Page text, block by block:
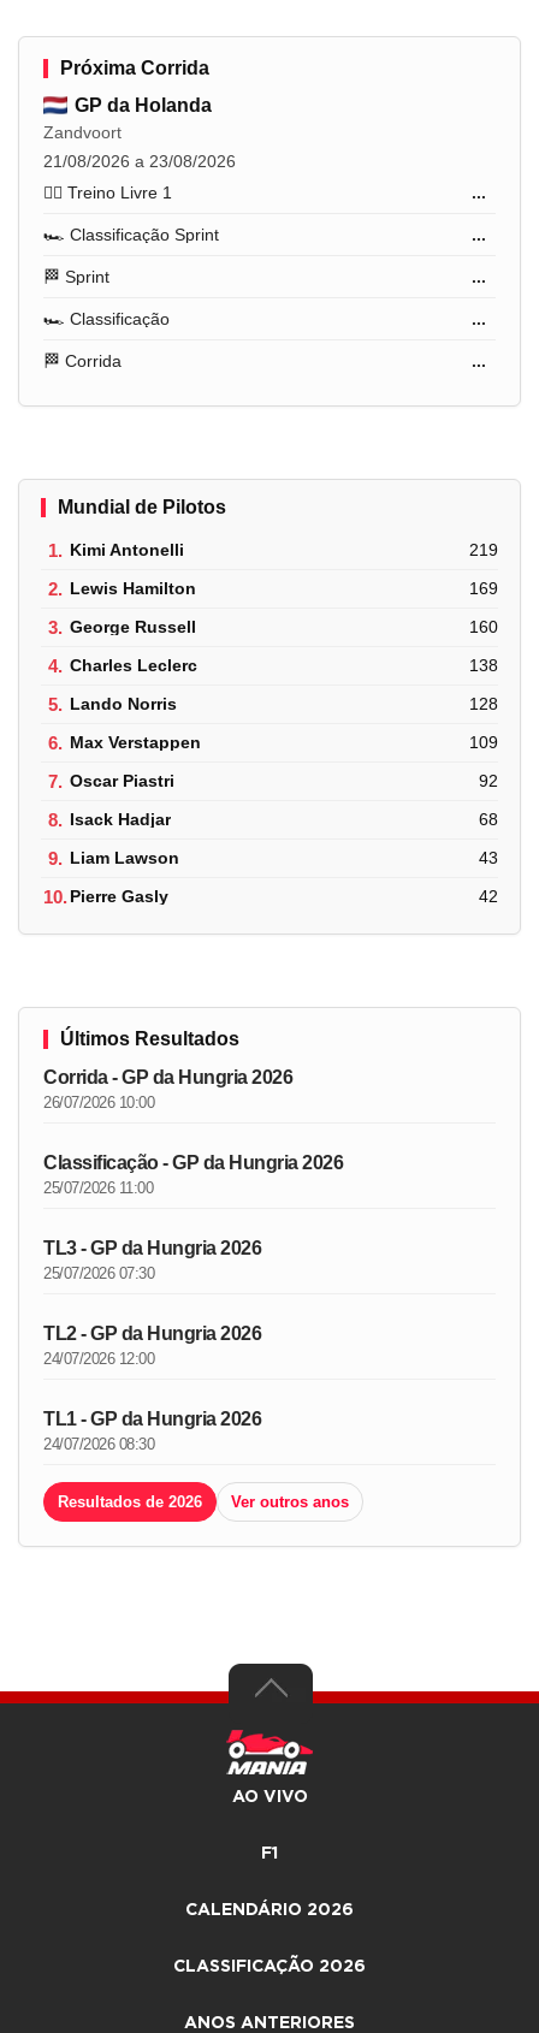
Próxima Corrida
GP da Holanda
Zandvoort
21/08/2026 a 23/08/2026
🏋️‍♂️ Treino Livre 1
...
🏎️ Classificação Sprint ...
🏁 Sprint ...
🏎️ Classificação ...
🏁 Corrida ...
Mundial de Pilotos
1. Kimi Antonelli 219
2. Lewis Hamilton 169
3. George Russell 160
4. Charles Leclerc 138
5. Lando Norris 128
6. Max Verstappen 109
7. Oscar Piastri 92
8. Isack Hadjar 68
9. Liam Lawson 43
10.Pierre Gasly 42
Últimos Resultados
Corrida - GP da Hungria 2026
26/07/2026 10:00
Classificação - GP da Hungria 2026
25/07/2026 11:00
TL3 - GP da Hungria 2026
25/07/2026 07:30
TL2 - GP da Hungria 2026
24/07/2026 12:00
TL1 - GP da Hungria 2026
24/07/2026 08:30
Resultados de 2026 Ver outros anos
AO VIVO
F1
CALENDÁRIO 2026
CLASSIFICAÇÃO 2026
ANOS ANTERIORES